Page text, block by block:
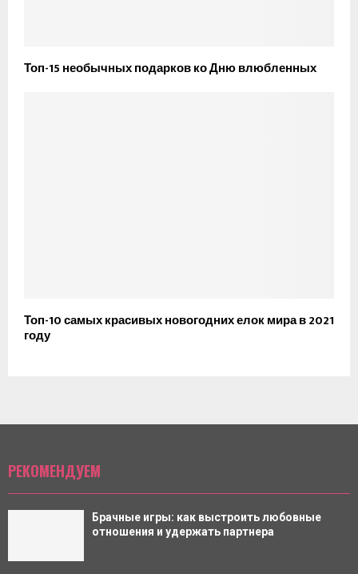
Топ-15 необычных подарков ко Дню влюбленных
Топ-10 самых красивых новогодних елок мира в 2021
году
РЕКОМЕНДУЕМ
Брачные игры: как выстроить любовные
отношения и удержать партнера